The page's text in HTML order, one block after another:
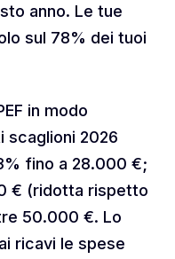
anno. Le tue
sul 78% dei tuoi
in modo
scaglioni 2026
fino a 28.000 €;
€ (ridotta rispetto
50.000 €. Lo
ricavi le spese